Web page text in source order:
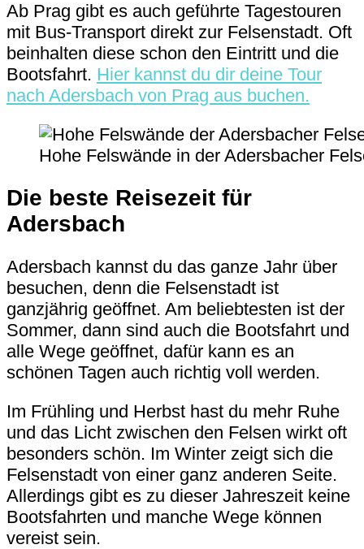
Ab Prag gibt es auch geführte Tagestouren
mit Bus-Transport direkt zur Felsenstadt. Oft
beinhalten diese schon den Eintritt und die
Bootsfahrt. Hier kannst du dir deine Tour
nach Adersbach von Prag aus buchen.
Hohe Felswände in der Adersbacher
Die beste Reisezeit für
Adersbach
Adersbach kannst du das ganze Jahr über
besuchen, denn die Felsenstadt ist
ganzjährig geöffnet. Am beliebtesten ist der
Sommer, dann sind auch die Bootsfahrt und
alle Wege geöffnet, dafür kann es an
schönen Tagen auch richtig voll werden.
Im Frühling und Herbst hast du mehr Ruhe
und das Licht zwischen den Felsen wirkt oft
besonders schön. Im Winter zeigt sich die
Felsenstadt von einer ganz anderen Seite.
Allerdings gibt es zu dieser Jahreszeit keine
Bootsfahrten und manche Wege können
vereist sein.